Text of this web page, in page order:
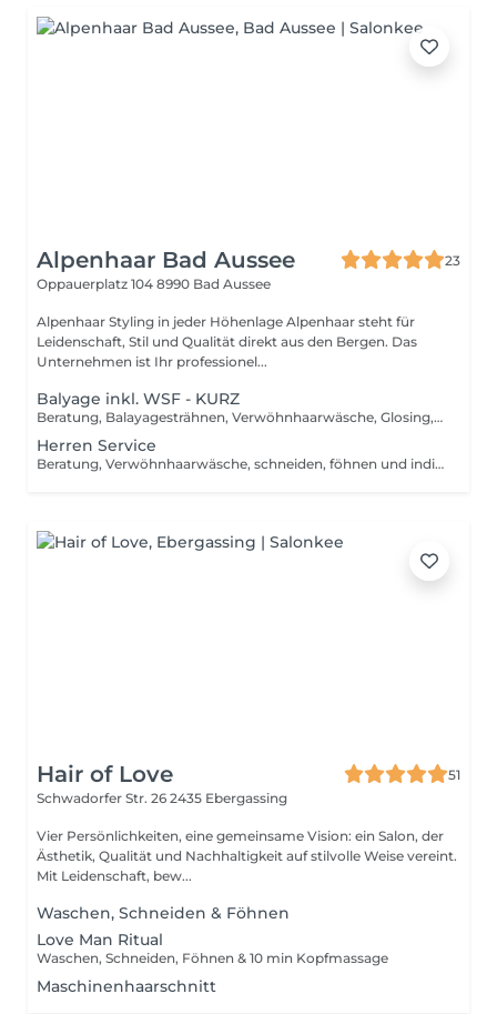
Alpenhaar Bad Aussee
23
Oppauerplatz 104 8990 Bad Aussee
Alpenhaar Styling in jeder Höhenlage Alpenhaar steht für
Leidenschaft, Stil und Qualität direkt aus den Bergen. Das
Unternehmen ist Ihr professionel...
Balyage inkl. WSF - KURZ
Beratung, Balayagesträhnen, Verwöhnhaarwäsche, Glosing, Farbversiegelung, waschen inkl. Pflegebehandlung, schneiden, föhnen, Styling inkl. Stylingsprodukte, bis Kinn lange Haare, ab
Herren Service
Beratung, Verwöhnhaarwäsche, schneiden, föhnen und individuelles Styling
Hair of Love
51
Schwadorfer Str. 26 2435 Ebergassing
Vier Persönlichkeiten, eine gemeinsame Vision: ein Salon, der
Ästhetik, Qualität und Nachhaltigkeit auf stilvolle Weise vereint.
Mit Leidenschaft, bew...
Waschen, Schneiden & Föhnen
Love Man Ritual
Waschen, Schneiden, Föhnen & 10 min Kopfmassage
Maschinenhaarschnitt